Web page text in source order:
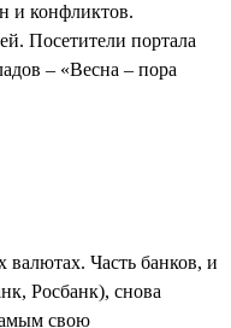
и конфликтов.
Посетители портала
– «Весна – пора
валютах. Часть банков, и
Росбанк), снова
свою